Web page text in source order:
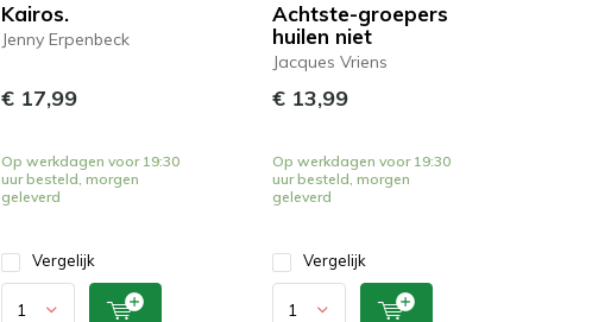
Kairos.
Jenny Erpenbeck
€ 17,99
Op werkdagen voor 19:30
uur besteld, morgen
geleverd
Vergelijk
Achtste-groepers
huilen niet
Jacques Vriens
€ 13,99
Op werkdagen voor 19:30
uur besteld, morgen
geleverd
Vergelijk